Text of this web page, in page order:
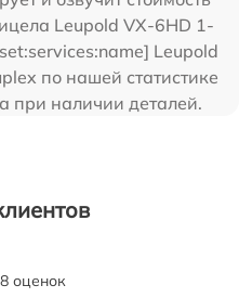
Leupold VX-6HD 1-
Leupold
по нашей статистике
при наличии деталей.
оценок